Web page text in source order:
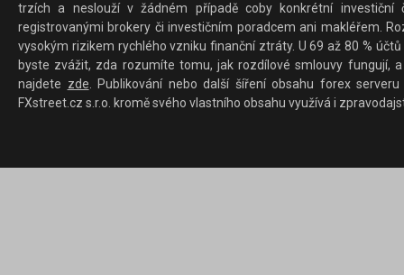
trzích a neslouží v žádném případě coby konkrétní investiční
registrovanými brokery či investičním poradcem ani makléřem.
vysokým rizikem rychlého vzniku finanční ztráty. U 69 až 80 %
byste zvážit, zda rozumíte tomu, jak rozdílové smlouvy fungují,
najdete zde. Publikování nebo další šíření obsahu forex
FXstreet.cz s.r.o. kromě svého vlastního obsahu využívá i